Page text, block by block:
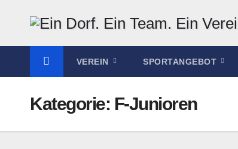
springen
VEREIN SPORTANGEBOT
Kategorie: F-Junioren